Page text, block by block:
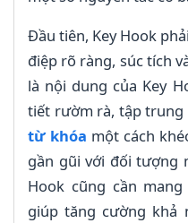
Đầu tiên, Key Hook
điệp rõ ràng, súc tích
là nội dung của Key
tiết rườm rà, tập trung
từ khóa một cách
gần gũi với đối tượng
Hook cũng cần
giúp tăng cường khả